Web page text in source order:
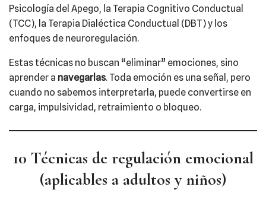
Psicología del Apego, la Terapia Cognitivo Conductual
(TCC), la Terapia Dialéctica Conductual (DBT) y los
enfoques de neuroregulación.
Estas técnicas no buscan “eliminar” emociones, sino
aprender a navegarlas. Toda emoción es una señal, pero
cuando no sabemos interpretarla, puede convertirse en
carga, impulsividad, retraimiento o bloqueo.
10 Técnicas de regulación emocional
(aplicables a adultos y niños)